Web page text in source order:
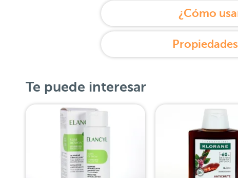
¿Cómo
Te puede interesar